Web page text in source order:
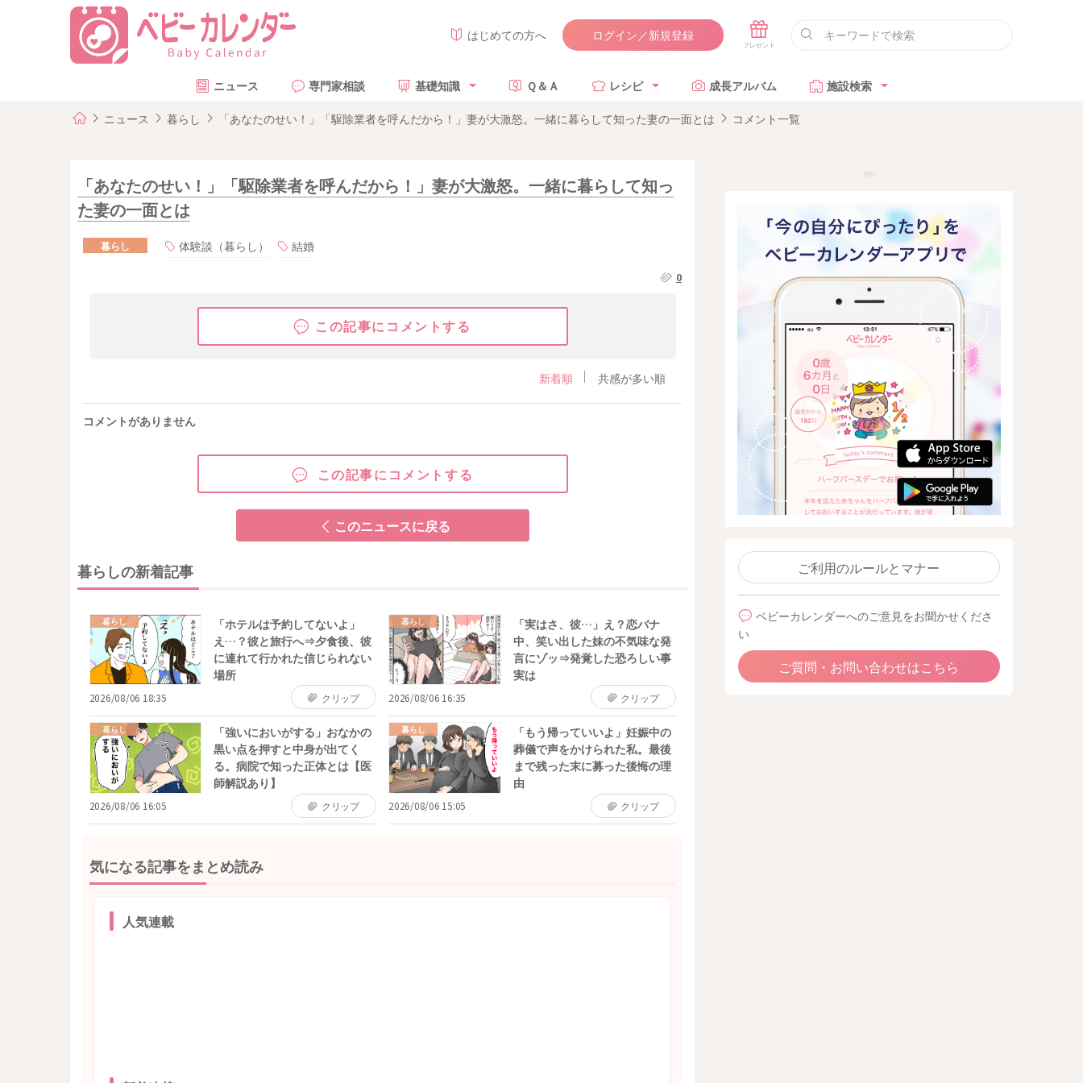
はじめての方へ ログイン／新規登録
ニュース 専門家相談 基礎知識 Ｑ＆Ａ レシピ 成長アルバム 施設検索
ニュース 暮らし 「あなたのせい！」「駆除業者を呼んだから！」妻が大激怒。一緒に暮らして知った妻の一面とは コメント一覧
「あなたのせい！」「駆除業者を呼んだから！」妻が大激怒。一緒に暮らして知っ
た妻の一面とは
暮らし 体験談（暮らし） 結婚
0
この記事にコメントする
新着順 共感が多い順
コメントがありません
この記事にコメントする
このニュースに戻る
暮らしの新着記事
暮らし
「ホテルは予約してないよ」
え…？彼と旅行へ⇒夕食後、彼
に連れて行かれた信じられない
場所
2026/08/06 18:35 クリップ
暮らし
「実はさ、彼…」え？恋バナ
中、笑い出した妹の不気味な発
言にゾッ⇒発覚した恐ろしい事
実は
2026/08/06 16:35 クリップ
暮らし
「強いにおいがする」おなかの
黒い点を押すと中身が出てく
る。病院で知った正体とは【医
師解説あり】
2026/08/06 16:05 クリップ
暮らし
「もう帰っていいよ」妊娠中の
葬儀で声をかけられた私。最後
まで残った末に募った後悔の理
由
2026/08/06 15:05 クリップ
気になる記事をまとめ読み
人気連載
ご利用のルールとマナー
ベビーカレンダーへのご意見をお聞かせくださ
い
ご質問・お問い合わせはこちら